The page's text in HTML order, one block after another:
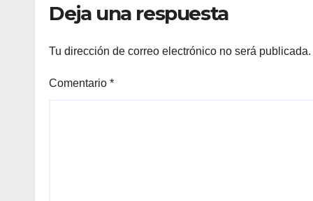
Deja una respuesta
Tu dirección de correo electrónico no será publicada.
Comentario *